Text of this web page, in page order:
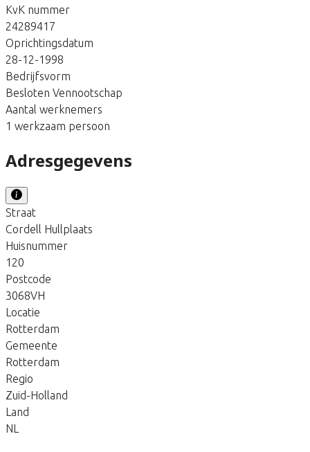
KvK nummer
24289417
Oprichtingsdatum
28-12-1998
Bedrijfsvorm
Besloten Vennootschap
Aantal werknemers
1 werkzaam persoon
Adresgegevens
Straat
Cordell Hullplaats
Huisnummer
120
Postcode
3068VH
Locatie
Rotterdam
Gemeente
Rotterdam
Regio
Zuid-Holland
Land
NL